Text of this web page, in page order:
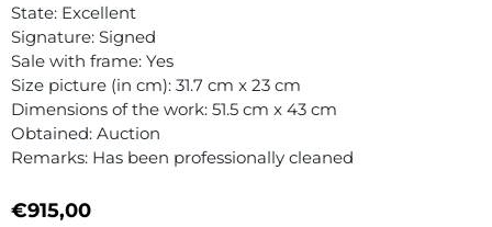
State: Excellent
Signature: Signed
Sale with frame: Yes
Size picture (in cm): 31.7 cm x 23 cm
Dimensions of the work: 51.5 cm x 43 cm
Obtained: Auction
Remarks: Has been professionally cleaned
€915,00